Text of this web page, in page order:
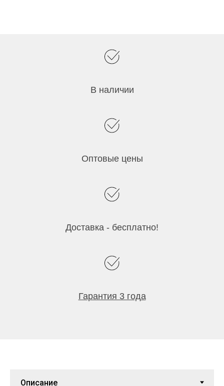
В наличии
Оптовые цены
Доставка - бесплатно!
Гарантия 3 года